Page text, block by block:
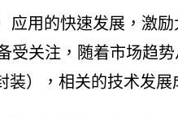
应用的快速发展，激
受关注，随着市场趋
装），相关的技术发展